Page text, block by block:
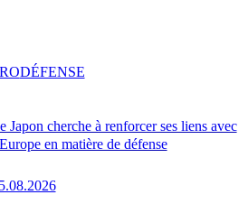
Japon cherche à renforcer ses liens avec
en matière de défense
DÉFENSE